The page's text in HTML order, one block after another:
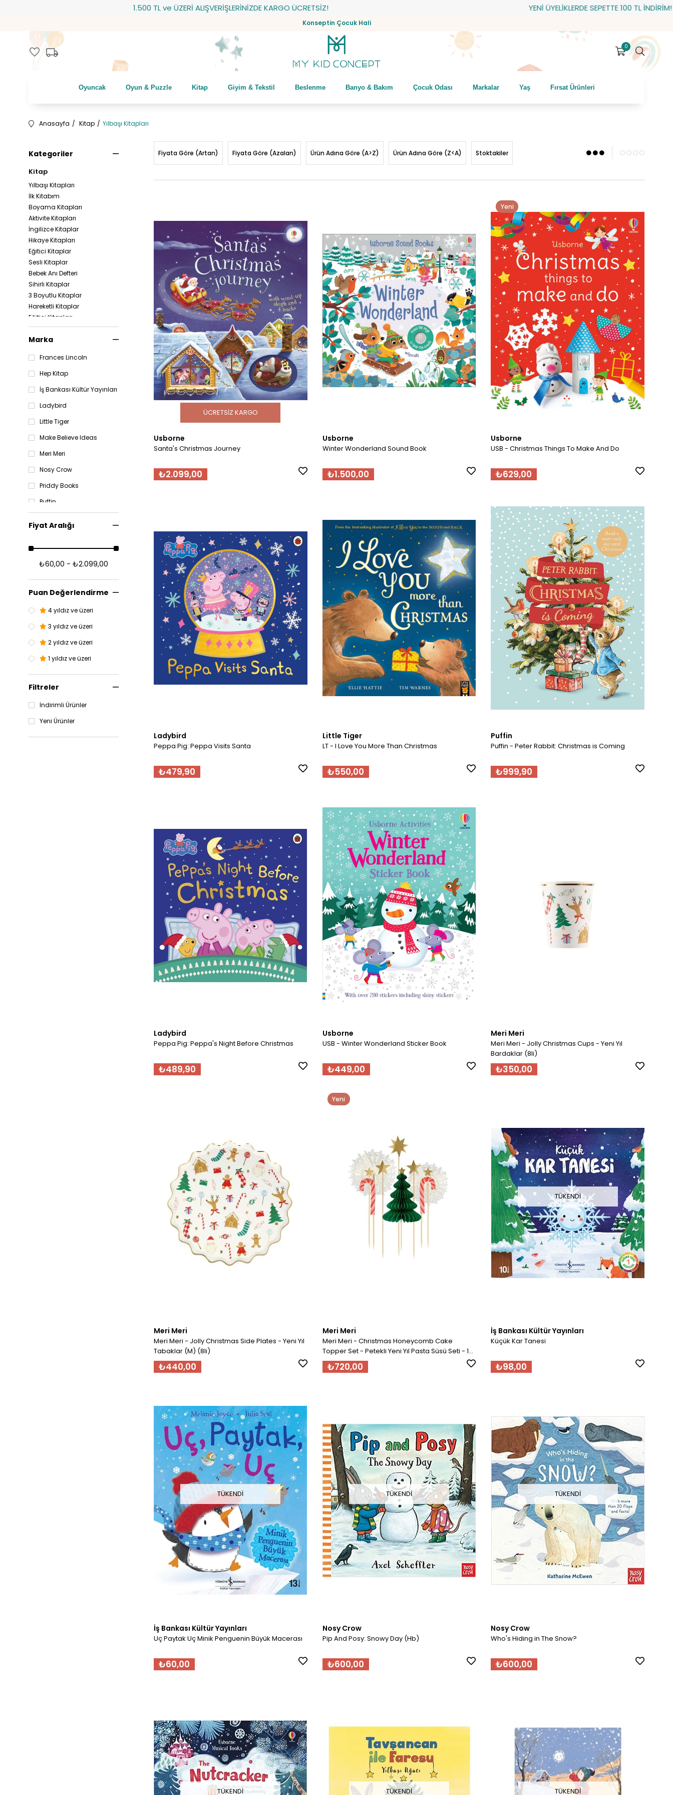
1.500 TL ve ÜZERİ ALIŞVERİŞLERİNİZDE KARGO ÜCRETSİZ! YENİ ÜYELİKLERDE SEPETTE 100 TL İNDİRİM! HEDİYE ÇEKİ:
Konseptin Çocuk Hali
favorite local_shipping 0
Oyuncak Oyun & Puzzle Kitap Giyim & Tekstil Beslenme Banyo & Bakım Çocuk Odası Markalar Yaş Fırsat Ürünleri
Anasayfa Kitap Yılbaşı Kitapları
Kategoriler
Kitap
Yılbaşı Kitapları
İlk Kitabım
Boyama Kitapları
Aktivite Kitapları
İngilizce Kitaplar
Hikaye Kitapları
Eğitici Kitaplar
Sesli Kitaplar
Bebek Anı Defteri
Sihirli Kitaplar
3 Boyutlu Kitaplar
Hareketli Kitaplar
Eğitici Kitapları
Aktivite Oyuncakları
Beceri Oyunları
Banyo Oyuncakları
Mıknatıslı Oyunlar
Kutu Oyunları
Sticker Kitapları
Marka
Frances Lincoln
Hep Kitap
İş Bankası Kültür Yayınları
Ladybird
Little Tiger
Make Believe Ideas
Meri Meri
Nosy Crow
Priddy Books
Puffin
Usborne
Fiyat Aralığı
₺60,00 - ₺2.099,00
Puan Değerlendirme
4 yıldız ve üzeri
3 yıldız ve üzeri
2 yıldız ve üzeri
1 yıldız ve üzeri
Filtreler
İndirimli Ürünler
Yeni Ürünler
Fiyata Göre (Artan) Fiyata Göre (Azalan) Ürün Adına Göre (A>Z) Ürün Adına Göre (Z<A) Stoktakiler
Usborne
Santa's Christmas Journey
₺2.099,00
ÜCRETSIZ KARGO
Usborne
Winter Wonderland Sound Book
₺1.500,00
Usborne
USB - Christmas Things To Make And Do
₺629,00
Yeni
Ürün
Ladybird
Peppa Pig: Peppa Visits Santa
₺479,90
Little Tiger
LT - I Love You More Than Christmas
₺550,00
Puffin
Puffin - Peter Rabbit: Christmas is Coming
₺999,90
Ladybird
Peppa Pig: Peppa's Night Before Christmas
₺489,90
Usborne
USB - Winter Wonderland Sticker Book
₺449,00
Meri Meri
Meri Meri - Jolly Christmas Cups - Yeni Yıl
Bardaklar (8li)
₺350,00
Meri Meri
Meri Meri - Jolly Christmas Side Plates - Yeni Yıl
Tabaklar (M) (8li)
₺440,00
Meri Meri
Meri Meri - Christmas Honeycomb Cake
Topper Set - Petekli Yeni Yıl Pasta Süsü Seti - 10
parça
₺720,00
Yeni
TÜKENDI
İş Bankası Kültür Yayınları
Küçük Kar Tanesi
₺98,00
TÜKENDI
İş Bankası Kültür Yayınları
Uç Paytak Uç Minik Penguenin Büyük Macerası
₺60,00
TÜKENDI
Nosy Crow
Pip And Posy: Snowy Day (Hb)
₺600,00
TÜKENDI
Nosy Crow
Who's Hiding in The Snow?
₺600,00
TÜKENDI TÜKENDI TÜKENDI